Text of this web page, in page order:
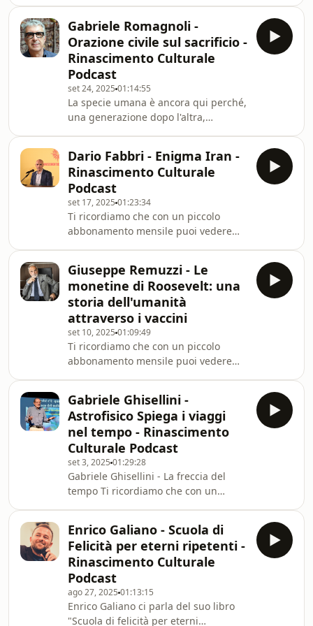
essere considerate intelligenti?-Nei
suoi stu
interruzioni
pubblicitarie.https://www.youtube.com/channel/
nel Podcast di &quot;Rinascimento
Culturale&quot;.Da oggi puoi
ascoltarci dove e quando vuoi.Qu
Gabriele Romagnoli -
Orazione civile sul sacrificio -
Rinascimento Culturale
Podcast
set 24, 2025 01:14:55
La specie umana è ancora qui perché,
una generazione dopo l'altra,
ogni famiglia, ogni coppia.Ma della
quale abbiamo perso l'importanza
perché abbiamo
sostituito sacrificio con resilienza, che
non è la stessa
cosa.Gabriele Romagnoli è giornalista,
saggista e narratore, a lungo inviato
per “La Stampa”, direttore di “GQ” e
Rais
Dario Fabbri - Enigma Iran -
Rinascimento Culturale
Podcast
set 17, 2025 01:23:34
Ti ricordiamo che con un piccolo
abbonamento mensile puoi vedere
interruzioni
pubblicitarie.https://www.youtube.com/channel/
nel Podcast di "Rinascimento
Culturale".Da oggi puoi ascoltarci
dove e quando vuoi.Qui troverai
Giuseppe Remuzzi - Le
monetine di Roosevelt: una
storia dell'umanità
attraverso i vaccini
set 10, 2025 01:09:49
Ti ricordiamo che con un piccolo
abbonamento mensile puoi vedere
interruzioni
pubblicitarie.https://www.youtube.com/channel/
nel Podcast di &quot;Rinascimento
Culturale&quot;.Da oggi puoi
ascoltarci dove e quando vuoi.Qu
Gabriele Ghisellini -
Astrofisico Spiega i viaggi
nel tempo - Rinascimento
Culturale Podcast
set 3, 2025 01:29:28
Gabriele Ghisellini - La freccia del
tempo Ti ricordiamo che con un
nostro canale Youtube e Patreon
senza interruzioni
pubblicitarie.https://www.youtube.com/channel/
nel Podcast di "Rinascimento
Culturale".Da oggi puoi
Enrico Galiano - Scuola di
Felicità per eterni ripetenti -
Rinascimento Culturale
Podcast
ago 27, 2025 01:13:15
Enrico Galiano ci parla del suo libro
"Scuola di felicità per eterni